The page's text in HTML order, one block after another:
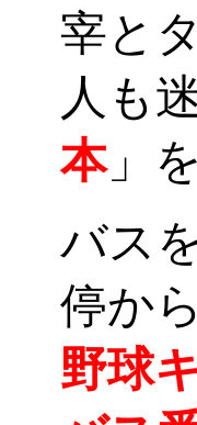
宰と
人も
本」
バス
停から
野球